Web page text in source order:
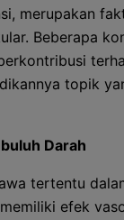
merupakan
Beberapa
topik
Darah
tertentu
efek